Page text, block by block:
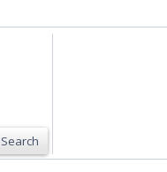
Search